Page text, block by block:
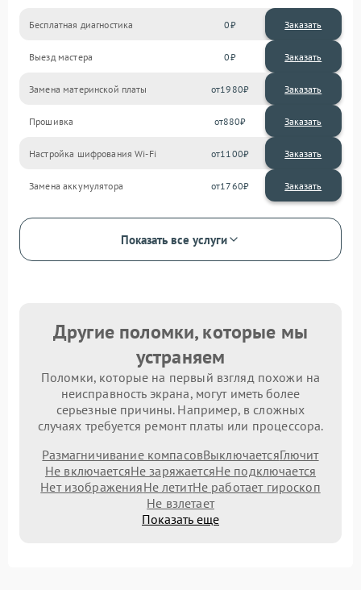
Бесплатная диагностика 0 Заказать
Выезд мастера 0 Заказать
Замена материнской платы 1980
Прошивка 880
Настройка шифрования Wi-Fi 1100
Замена аккумулятора 1760
Показать все услуги
Другие поломки, которые мы
устраняем
Поломки, которые на первый взгляд похожи на
неисправность экрана, могут иметь более
серьезные причины. Например, в сложных
случаях требуется ремонт платы или процессора.
Размагничивание компасовВыключаетсяГлючит
Не включаетсяНе заряжаетсяНе подключается
Нет изображенияНе летитНе работает гироскоп
Не взлетает
Показать еще